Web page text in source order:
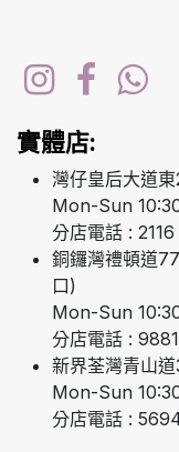
實體店:
灣仔皇后大道
Mon-Sun
分店電話 :
銅鑼灣禮頓道
口)
Mon-Sun
分店電話 :
新界荃灣青山
Mon-Sun
分店電話 :